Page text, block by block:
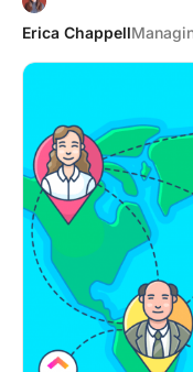
Erica Chappell